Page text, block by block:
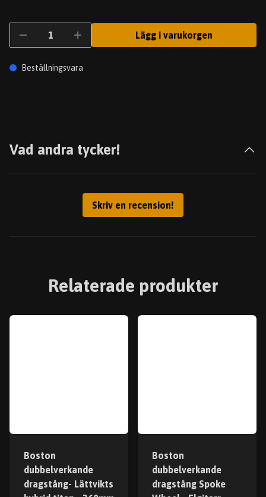
Lägg i varukorgen
Beställningsvara
Vad andra tycker!
Skriv en recension!
Relaterade produkter
Boston
dubbelverkande
dragstång- Lättvikts
Boston
dubbelverkande
dragstång Spoke